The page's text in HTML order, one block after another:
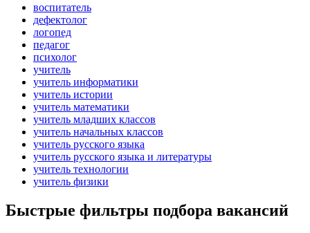
воспитатель
дефектолог
логопед
педагог
психолог
учитель
учитель информатики
учитель истории
учитель математики
учитель младших классов
учитель начальных классов
учитель русского языка
учитель русского языка и литературы
учитель технологии
учитель физики
Быстрые фильтры подбора вакансий